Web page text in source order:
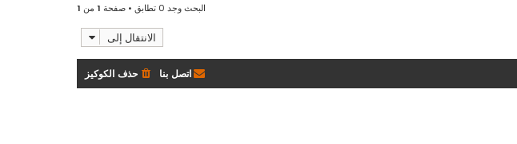
البحث وجد 0 تطابق • صفحة
1 من 1
الانتقال إلى
حذف الكوكيز اتصل بنا